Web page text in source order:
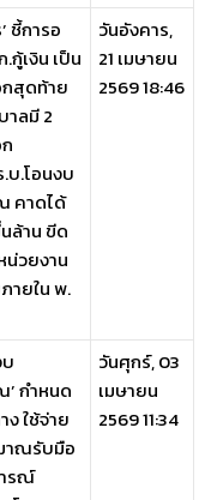
ชี้การอ
กู้เงิน เป็น
กสุดท้าย
าลมี 2
บ.โอนงบ
คาดได้
ล้าน ขีด
น่วยงาน
ายใน พ.
วันอังคาร,
21 เมษายน
2569 18:46
’ กำหนด
ง ใช้จ่าย
าณรับมือ
รณ์
วันศุกร์, 03
เมษายน
2569 11:34